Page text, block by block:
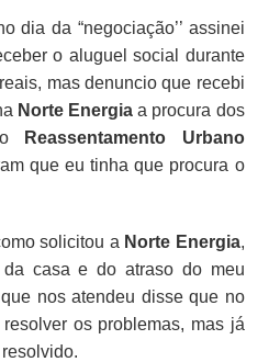
dia da “negociação’’ assinei
o aluguel social durante
mas denuncio que recebi
Norte Energia a procura dos
Reassentamento Urbano
que eu tinha que procura o
solicitou a Norte Energia,
da casa e do atraso do meu
nos atendeu disse que no
os problemas, mas já